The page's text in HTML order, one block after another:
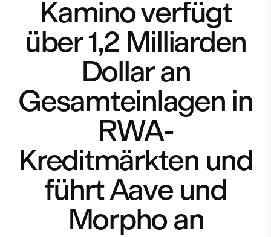
Kamino verfügt
über 1,2 Milliarden
Dollar an
Gesamteinlagen in
RWA-
Kreditmärkten und
führt Aave und
Morpho an